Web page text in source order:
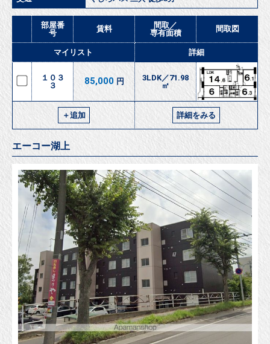
部屋番
号
賃料
間取／
専有面積
間取図
マイリスト 詳細
１０３
３
85,000 円
3LDK／71.98
㎡
＋追加 詳細をみる
エーコー湖上